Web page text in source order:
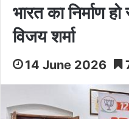
भारत का निर्माण
विजय शर्मा
14 June 2026